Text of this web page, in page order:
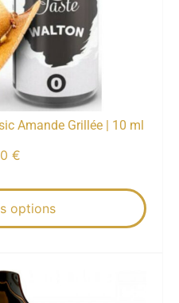
Amande Grillée | 10 ml
€
options